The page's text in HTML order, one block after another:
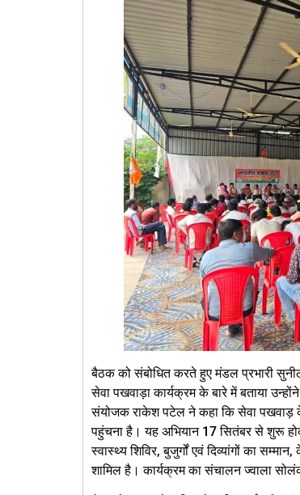
बैठक को संबोधित करते हुए मंडल प्रभारी
सेवा पखवाड़ा कार्यक्रम के बारे में बताया
संयोजक राकेश पटेल ने कहा कि सेवा पखवाड़
पहुंचना है। यह अभियान 17 सितंबर से शुरू
स्वास्थ्य शिविर, बुजुर्गों एवं दिव्यांगों का
शामिल है। कार्यक्रम का संचालन ज्वाला